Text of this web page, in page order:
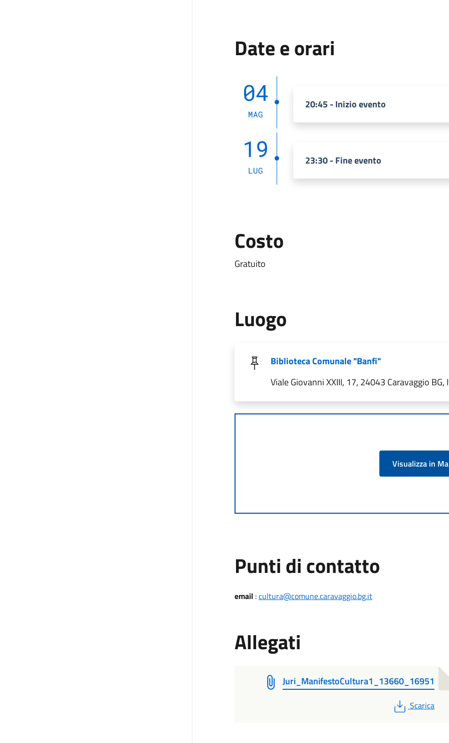
Date e orari
04
MAG
20:45 - Inizio evento
19
LUG
23:30 - Fine evento
Costo
Gratuito
Luogo
Biblioteca Comunale "Banfi"
Viale Giovanni XXIII, 17, 24043 Caravaggio BG,
Visualizza in
Punti di contatto
email:cultura@comune.caravaggio.bg.it
Allegati
Juri_ManifestoCultura1_13660_16951
PDF
Scarica